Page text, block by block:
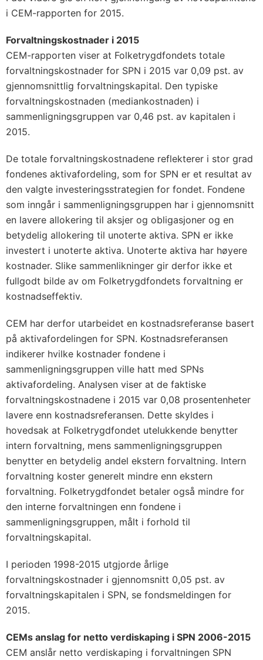
i CEM-rapporten for 2015.
Forvaltningskostnader i 2015
CEM-rapporten viser at Folketrygdfondets totale
forvaltningskostnader for SPN i 2015 var 0,09 pst. av
gjennomsnittlig forvaltningskapital. Den typiske
forvaltningskostnaden (mediankostnaden) i
sammenligningsgruppen var 0,46 pst. av kapitalen i
2015.
De totale forvaltningskostnadene reflekterer i stor grad
fondenes aktivafordeling, som for SPN er et resultat av
den valgte investeringsstrategien for fondet. Fondene
som inngår i sammenligningsgruppen har i gjennomsnitt
en lavere allokering til aksjer og obligasjoner og en
betydelig allokering til unoterte aktiva. SPN er ikke
investert i unoterte aktiva. Unoterte aktiva har høyere
kostnader. Slike sammenlikninger gir derfor ikke et
fullgodt bilde av om Folketrygdfondets forvaltning er
kostnadseffektiv.
CEM har derfor utarbeidet en kostnadsreferanse basert
på aktivafordelingen for SPN. Kostnadsreferansen
indikerer hvilke kostnader fondene i
sammenligningsgruppen ville hatt med SPNs
aktivafordeling. Analysen viser at de faktiske
forvaltningskostnadene i 2015 var 0,08 prosentenheter
lavere enn kostnadsreferansen. Dette skyldes i
hovedsak at Folketrygdfondet utelukkende benytter
intern forvaltning, mens sammenligningsgruppen
benytter en betydelig andel ekstern forvaltning. Intern
forvaltning koster generelt mindre enn ekstern
forvaltning. Folketrygdfondet betaler også mindre for
den interne forvaltningen enn fondene i
sammenligningsgruppen, målt i forhold til
forvaltningskapital.
I perioden 1998-2015 utgjorde årlige
forvaltningskostnader i gjennomsnitt 0,05 pst. av
forvaltningskapitalen i SPN, se fondsmeldingen for
2015.
CEMs anslag for netto verdiskaping i SPN 2006-2015
CEM anslår netto verdiskaping i forvaltningen SPN